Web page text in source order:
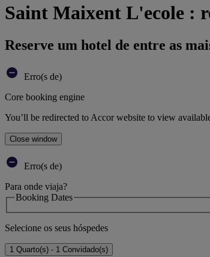
Saint Maixent L'ecole :
Reserve um hotel de entre as
Erro(s de)
Core booking engine
You’ll be redirected to Accor website to view
Close window
Erro(s de)
Para onde viaja?
Booking Dates
Selecione os seus hóspedes
1 Quarto(s) - 1 Convidado(s)